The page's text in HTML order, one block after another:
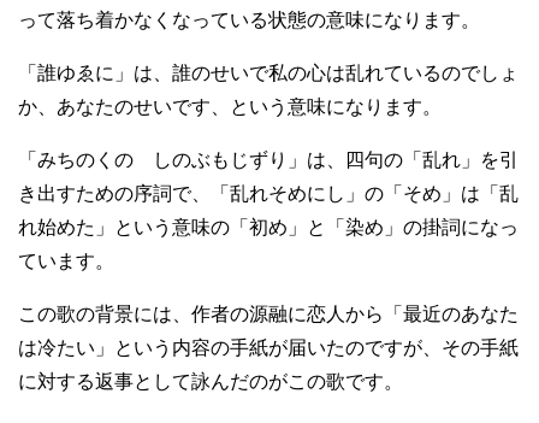
って落ち着かなくなっている状態の意味になります。
「誰ゆゑに」は、誰のせいで私の心は乱れているのでしょ
か、あなたのせいです、という意味になります。
「みちのくの しのぶもじずり」は、四句の「乱れ」を引
き出すための序詞で、「乱れそめにし」の「そめ」は「乱
れ始めた」という意味の「初め」と「染め」の掛詞になっ
ています。
この歌の背景には、作者の源融に恋人から「最近のあなた
は冷たい」という内容の手紙が届いたのですが、その手紙
に対する返事として詠んだのがこの歌です。